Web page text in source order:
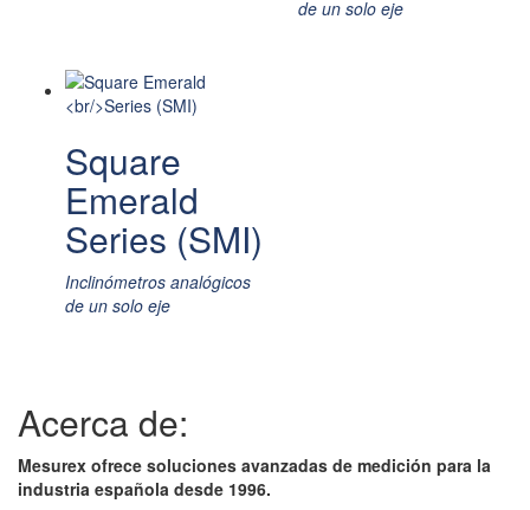
de un solo eje
Square
Emerald
Series (SMI)
Inclinómetros analógicos
de un solo eje
Acerca de:
Mesurex ofrece soluciones avanzadas de medición para la
industria española desde 1996.